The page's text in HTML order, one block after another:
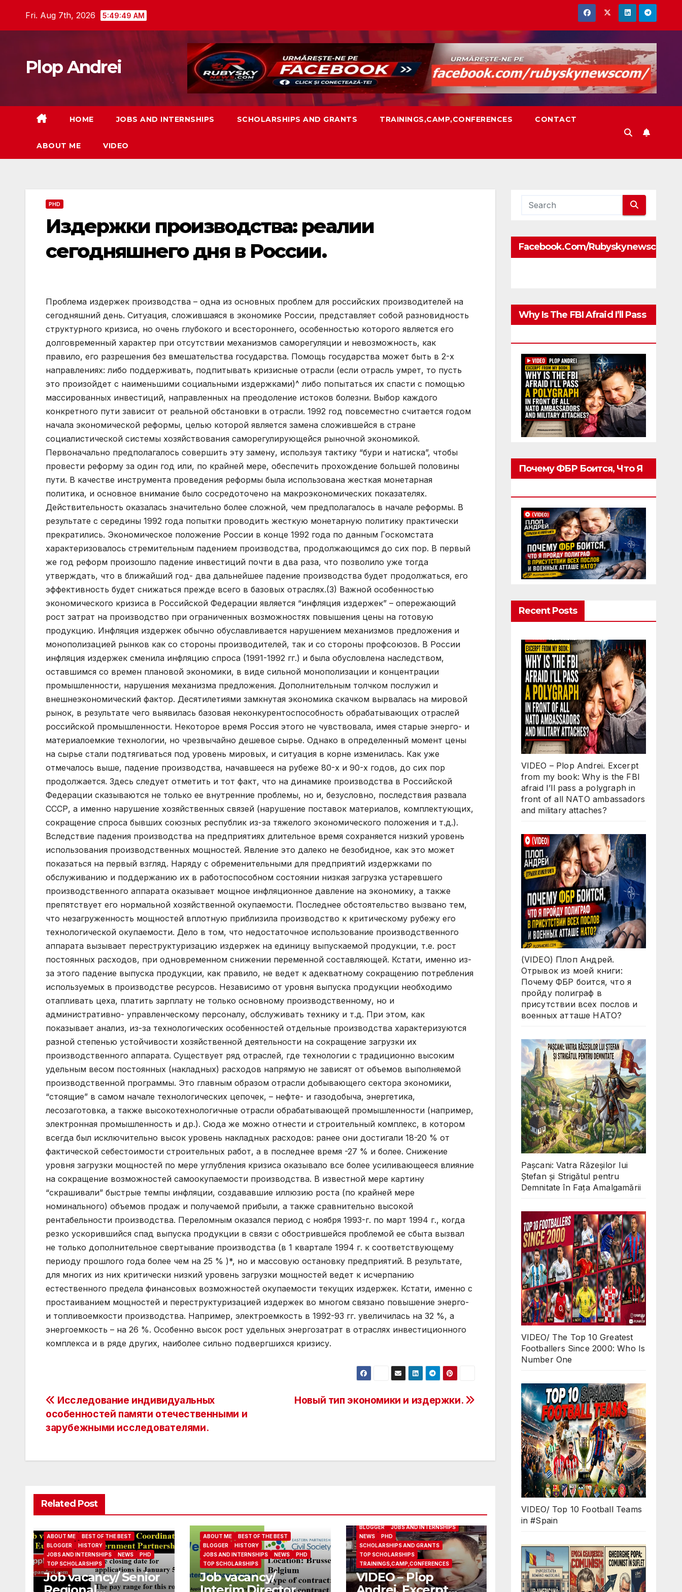
Fri. Aug 7th, 2026 5:49:50 AM
Plop Andrei
HOME JOBS AND INTERNSHIPS SCHOLARSHIPS AND GRANTS TRAININGS,CAMP,CONFERENCES CONTACT
ABOUT ME VIDEO
PHD
Издержки производства: реалии
сегодняшнего дня в России.
Проблема издержек производства – одна из основных проблем для российских производителей на
сегодняшний день. Ситуация, сложившаяся в экономике России, представляет собой разновидность
структурного кризиса, но очень глубокого и всестороннего, особенностью которого является его
долговременный характер при отсутствии механизмов саморегуляции и невозможность, как
правило, его разрешения без вмешательства государства. Помощь государства может быть в 2-х
направлениях: либо поддерживать, подпитывать кризисные отрасли (если отрасль умрет, то пусть
это произойдет с наименьшими социальными издержками)^ либо попытаться их спасти с помощью
массированных инвестиций, направленных на преодоление истоков болезни. Выбор каждого
конкретного пути зависит от реальной обстановки в отрасли. 1992 год повсеместно считается годом
начала экономической реформы, целью которой является замена сложившейся в стране
социалистической системы хозяйствования саморегулирующейся рыночной экономикой.
Первоначально предполагалось совершить эту замену, используя тактику “бури и натиска”, чтобы
провести реформу за один год или, по крайней мере, обеспечить прохождение большей половины
пути. В качестве инструмента проведения реформы была использована жесткая монетарная
политика, и основное внимание было сосредоточено на макроэкономических показателях.
Действительность оказалась значительно более сложной, чем предполагалось в начале реформы. В
результате с середины 1992 года попытки проводить жесткую монетарную политику практически
прекратились. Экономическое положение России в конце 1992 года по данным Госкомстата
характеризовалось стремительным падением производства, продолжающимся до сих пор. В первый
же год реформ произошло падение инвестиций почти в два раза, что позволило уже тогда
утверждать, что в ближайший год- два дальнейшее падение производства будет продолжаться, его
эффективность будет снижаться прежде всего в базовых отраслях.(3) Важной особенностью
экономического кризиса в Российской Федерации является “инфляция издержек” – опережающий
рост затрат на производство при ограниченных возможностях повышения цены на готовую
продукцию. Инфляция издержек обычно обуславливается нарушением механизмов предложения и
монополизацией рынков как со стороны производителей, так и со стороны профсоюзов. В России
инфляция издержек сменила инфляцию спроса (1991-1992 гг.) и была обусловлена наследством,
оставшимся со времен плановой экономики, в виде сильной монополизации и концентрации
промышленности, нарушения механизма предложения. Дополнительным толчком послужил и
внешнеэкономический фактор. Десятилетиями замкнутая экономика скачком вырвалась на мировой
рынок, в результате чего выявилась базовая неконкурентоспособность обрабатывающих отраслей
российской промышленности. Некоторое время Россия этого не чувствовала, имея старые энерго- и
материалоемкие технологии, но чрезвычайно дешевое сырье. Однако в определенный момент цены
на сырье стали подтягиваться под уровень мировых, и ситуация в корне изменилась. Как уже
отмечалось выше, падение производства, начавшееся на рубеже 80-х и 90-х годов, до сих пор
продолжается. Здесь следует отметить и тот факт, что на динамике производства в Российской
Федерации сказываются не только ее внутренние проблемы, но и, безусловно, последствия развала
СССР, а именно нарушение хозяйственных связей (нарушение поставок материалов, комплектующих,
сокращение спроса бывших союзных республик из-за тяжелого экономического положения и т.д.).
Вследствие падения производства на предприятиях длительное время сохраняется низкий уровень
использования производственных мощностей. Явление это далеко не безобидное, как это может
показаться на первый взгляд. Наряду с обременительными для предприятий издержками по
обслуживанию и поддержанию их в работоспособном состоянии низкая загрузка устаревшего
производственного аппарата оказывает мощное инфляционное давление на экономику, а также
препятствует его нормальной хозяйственной окупаемости. Последнее обстоятельство вызвано тем,
что незагруженность мощностей вплотную приблизила производство к критическому рубежу его
технологической окупаемости. Дело в том, что недостаточное использование производственного
аппарата вызывает переструктуризацию издержек на единицу выпускаемой продукции, т.е. рост
постоянных расходов, при одновременном снижении переменной составляющей. Кстати, именно из-
за этого падение выпуска продукции, как правило, не ведет к адекватному сокращению потребления
используемых в производстве ресурсов. Независимо от уровня выпуска продукции необходимо
отапливать цеха, платить зарплату не только основному производственному, но и
административно- управленческому персоналу, обслуживать технику и т.д. При этом, как
показывает анализ, из-за технологических особенностей отдельные производства характеризуются
разной степенью устойчивости хозяйственной деятельности на сокращение загрузки их
производственного аппарата. Существует ряд отраслей, где технологии с традиционно высоким
удельным весом постоянных (накладных) расходов напрямую не зависят от объемов выполняемой
производственной программы. Это главным образом отрасли добывающего сектора экономики,
“стоящие” в самом начале технологических цепочек, – нефте- и газодобыча, энергетика,
лесозаготовка, а также высокотехнологичные отрасли обрабатывающей промышленности (например,
электронная промышленность и др.). Сюда же можно отнести и строительный комплекс, в котором
всегда был исключительно высок уровень накладных расходов: ранее они достигали 18-20 % от
фактической себестоимости строительных работ, а в последнее время -27 % и более. Снижение
уровня загрузки мощностей по мере углубления кризиса оказывало все более усиливающееся влияние
на сокращение возможностей самоокупаемости производства. В известной мере картину
“скрашивали” быстрые темпы инфляции, создававшие иллюзию роста (по крайней мере
номинального) объемов продаж и получаемой прибыли, а также сравнительно высокой
рентабельности производства. Переломным оказался период с ноября 1993-г. по март 1994 г., когда
резко ускорившийся спад выпуска продукции в связи с обострившейся проблемой ее сбыта вызвал
не только дополнительное свертывание производства (в 1 квартале 1994 г. к соответствующему
периоду прошлого года более чем на 25 % )*, но и массовую остановку предприятий. В результате,
для многих из них критически низкий уровень загрузки мощностей ведет к исчерпанию
естественного предела финансовых возможностей окупаемости текущих издержек. Кстати, именно с
простаиванием мощностей и переструктуризацией издержек во многом связано повышение энерго-
и топливоемкости производства. Например, электроемкость в 1992-93 гг. увеличилась на 32 %, а
энергоемкость – на 26 %. Особенно высок рост удельных энергозатрат в отраслях инвестиционного
комплекса и в ряде других, наиболее сильно подвергшихся кризису.
Post
navigation
Новый тип экономики и издержки.
Исследование индивидуальных
особенностей памяти отечественными и
зарубежными исследователями.
Related Post
ABOUT ME
BEST OF THE BEST
BLOGGER
HISTORY
JOBS AND INTERNSHIPS
NEWS
PHD
TOP SCHOLARSHIPS
Job vacancy/ Senior
ABOUT ME
BEST OF THE BEST
BLOGGER
HISTORY
JOBS AND INTERNSHIPS
NEWS
PHD
TOP SCHOLARSHIPS
Job vacancy/
BLOGGER
JOBS AND INTERNSHIPS
NEWS
PHD
SCHOLARSHIPS AND GRANTS
TOP SCHOLARSHIPS
TRAININGS,CAMP,CONFERENCES
VIDEO – Plop
Facebook.com/rubyskynewscom
Why Is The FBI Afraid I’ll Pass
Почему ФБР Боится, Что Я
Recent Posts
VIDEO – Plop Andrei. Excerpt
from my book: Why is the FBI
afraid I’ll pass a polygraph in
front of all NATO ambassadors
and military attaches?
(VIDEO) Плоп Андрей.
Отрывок из моей книги:
Почему ФБР боится, что я
пройду полиграф в
присутствии всех послов и
военных атташе НАТО?
Pașcani: Vatra Răzeșilor lui
Ștefan și Strigătul pentru
Demnitate în Fața Amalgamării
VIDEO/ The Top 10 Greatest
Footballers Since 2000: Who Is
Number One
VIDEO/ Top 10 Football Teams
in #Spain